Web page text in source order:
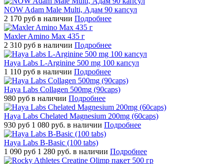
NOW Adam Male Multi, Адам 90 капсул
2 170 руб в наличии Подробнее
Maxler Amino Max 435 г
2 310 руб в наличии Подробнее
Haya Labs L-Arginine 500 mg 100 капсул
1 110 руб в наличии Подробнее
Haya Labs Collagen 500mg (90caps)
980 руб в наличии Подробнее
Haya Labs Chelated Magnesium 200mg (60caps)
930 руб 1 080 руб. в наличии Подробнее
Haya Labs B-Basic (100 tabs)
1 090 руб 1 280 руб. в наличии Подробнее